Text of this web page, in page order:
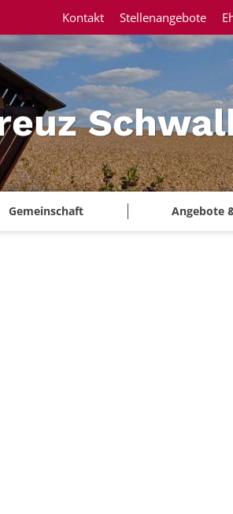
Gemeinschaft Angebote
Kontakt Stellenangebote